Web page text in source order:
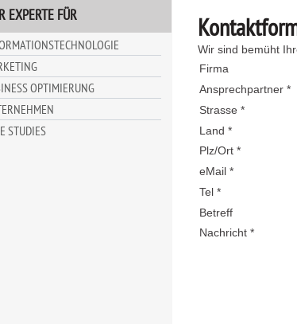
EXPERTE FÜR
OPTIMIERUNG
STUDIES
Wir sind bemüht
Firma
Ansprechpartner *
Strasse *
Land *
Plz/Ort *
eMail *
Tel *
Betreff
Nachricht *